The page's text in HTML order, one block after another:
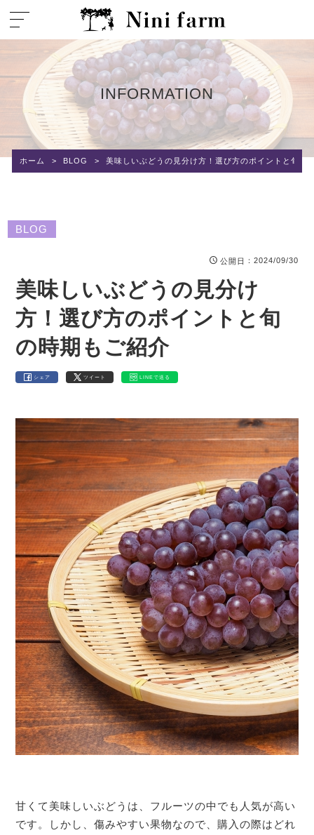
INFORMATION
ホーム > BLOG > 美味しいぶどうの見分け方！選び方のポイントと旬の
BLOG
公開日 ：2024/09/30
美味しいぶどうの見分け
方！選び方のポイントと旬
の時期もご紹介
シェア ツイート LINEで送る
甘くて美味しいぶどうは、フルーツの中でも人気が高い
です。しかし、傷みやすい果物なので、購入の際はどれ